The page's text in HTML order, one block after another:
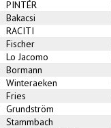
PINTÉR
Bakacsi
RACITI
Fischer
Lo Jacomo
Bormann
Winteraeken
Fries
Grundström
Stammbach